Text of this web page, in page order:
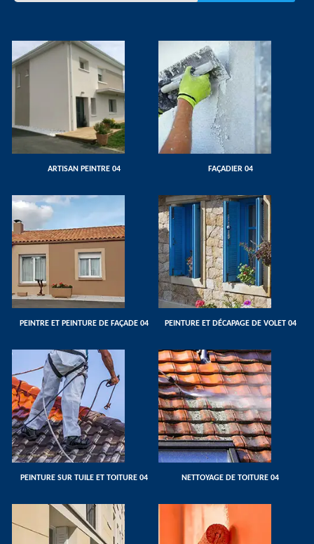
ARTISAN PEINTRE 04 FAÇADIER 04
PEINTRE ET PEINTURE DE FAÇADE 04 PEINTURE ET DÉCAPAGE DE VOLET 04
PEINTURE SUR TUILE ET TOITURE 04 NETTOYAGE DE TOITURE 04